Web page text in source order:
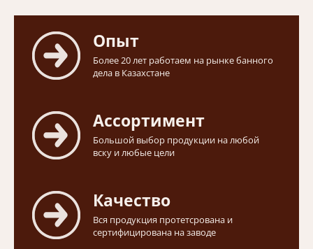
Опыт
Более 20 лет работаем на рынке банного
дела в Казахстане
Ассортимент
Большой выбор продукции на любой
вску и любые цели
Качество
Вся продукция протетсрована и
сертифицирована на заводе